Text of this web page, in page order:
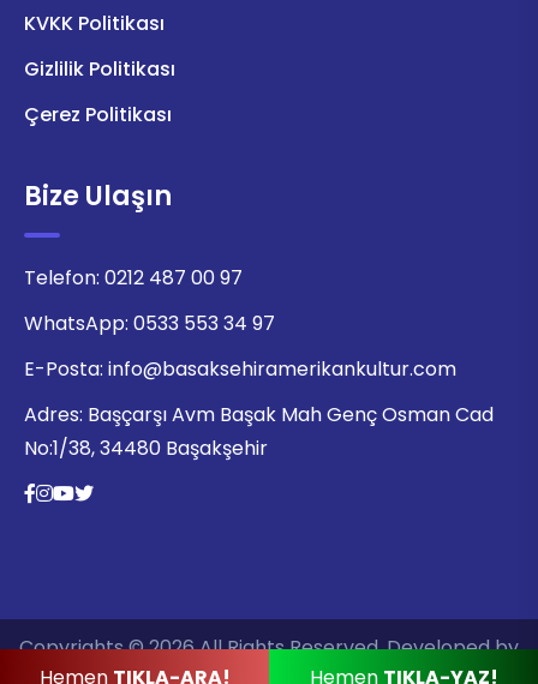
KVKK Politikası
Gizlilik Politikası
Çerez Politikası
Bize Ulaşın
Telefon: 0212 487 00 97
WhatsApp: 0533 553 34 97
E-Posta: info@basaksehiramerikankultur.com
Adres: Başçarşı Avm Başak Mah Genç Osman Cad
No:1/38, 34480 Başakşehir
Copyrights © 2026 All Rights Reserved. Developed by
Hemen TIKLA-ARA! Hemen TIKLA-YAZ!